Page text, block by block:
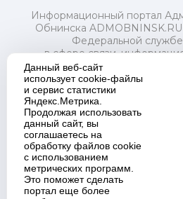
Информационный портал
Обнинска ADMOBNINSK.RU
Федеральной
в сфере связи,
и массовых коммуникаций
2018 года.
Свидетельство о
Учредитель:
распорядительный орган)
Обнинск". Главный
Адрес электронной
Телефон Редакции: +7
Настоящий ресурс
Данный веб-сайт
использует cookie-файлы
и сервис статистики
Яндекс.Метрика.
Продолжая использовать
данный сайт, вы
соглашаетесь на
обработку файлов cookie
с использованием
метрических программ.
Это поможет сделать
портал еще более